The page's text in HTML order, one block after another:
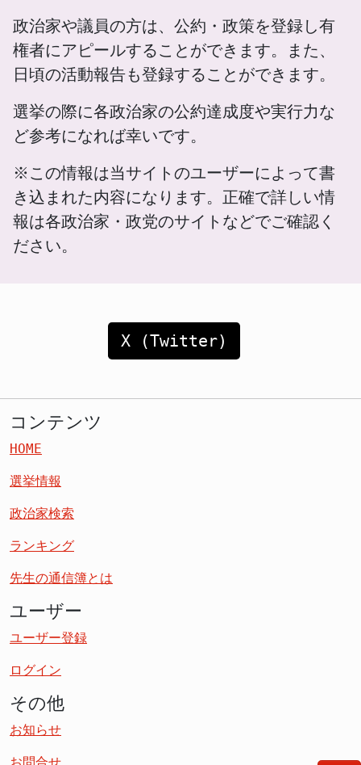
政治家や議員の方は、公約・政策を登録し有
権者にアピールすることができます。また、
日頃の活動報告も登録することができます。
選挙の際に各政治家の公約達成度や実行力な
ど参考になれば幸いです。
※この情報は当サイトのユーザーによって書
き込まれた内容になります。正確で詳しい情
報は各政治家・政党のサイトなどでご確認く
ださい。
X (Twitter)
コンテンツ
HOME
選挙情報
政治家検索
ランキング
先生の通信簿とは
ユーザー
ユーザー登録
ログイン
その他
お知らせ